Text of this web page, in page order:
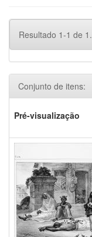
Resultado 1-1 de 1.
Conjunto de itens:
Pré-visualização